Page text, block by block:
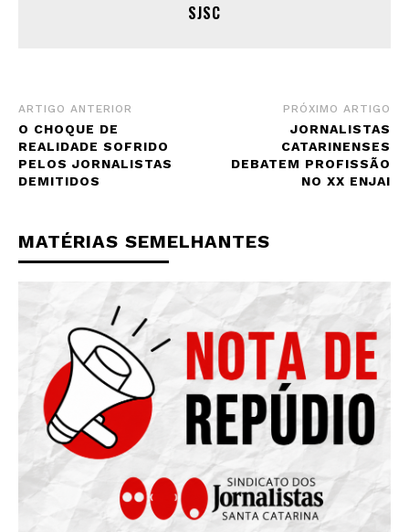
SJSC
ARTIGO ANTERIOR
O CHOQUE DE
REALIDADE SOFRIDO
PELOS JORNALISTAS
DEMITIDOS
PRÓXIMO ARTIGO
JORNALISTAS
CATARINENSES
DEBATEM PROFISSÃO
NO XX ENJAI
MATÉRIAS SEMELHANTES